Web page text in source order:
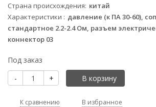
Страна происхождения китай
Характеристики
давление (к ПА 30-60),
стандартное 2.2-2.4 Ом, разъем
коннектор 03
Под заказ
-
+ В корзину
К сравнению В избранное